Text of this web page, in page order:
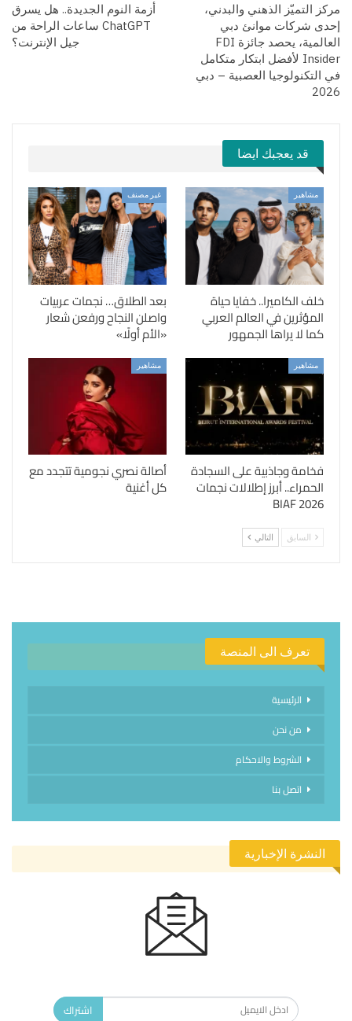
مركز التميّز الذهني والبدني،
إحدى شركات موانئ دبي
العالمية، يحصد جائزة FDI
Insider لأفضل ابتكار متكامل
في التكنولوجيا العصبية – دبي
2026
أزمة النوم الجديدة.. هل يسرق
ChatGPT ساعات الراحة من
جيل الإنترنت؟
قد يعجبك ايضا
مشاهير
خلف الكاميرا.. خفايا حياة
المؤثرين في العالم العربي
كما لا يراها الجمهور
غير مصنف
بعد الطلاق… نجمات عربيات
واصلن النجاح ورفعن شعار
«الأم أولًا»
مشاهير
فخامة وجاذبية على السجادة
الحمراء.. أبرز إطلالات نجمات
BIAF 2026
مشاهير
أصالة نصري نجومية تتجدد مع
كل أغنية
السابق التالي
تعرف الى المنصة
الرئيسية
من نحن
الشروط والاحكام
اتصل بنا
النشرة الإخبارية
اشتراك